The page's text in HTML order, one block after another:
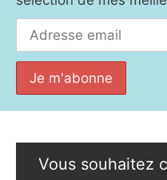
Vous souhaitez